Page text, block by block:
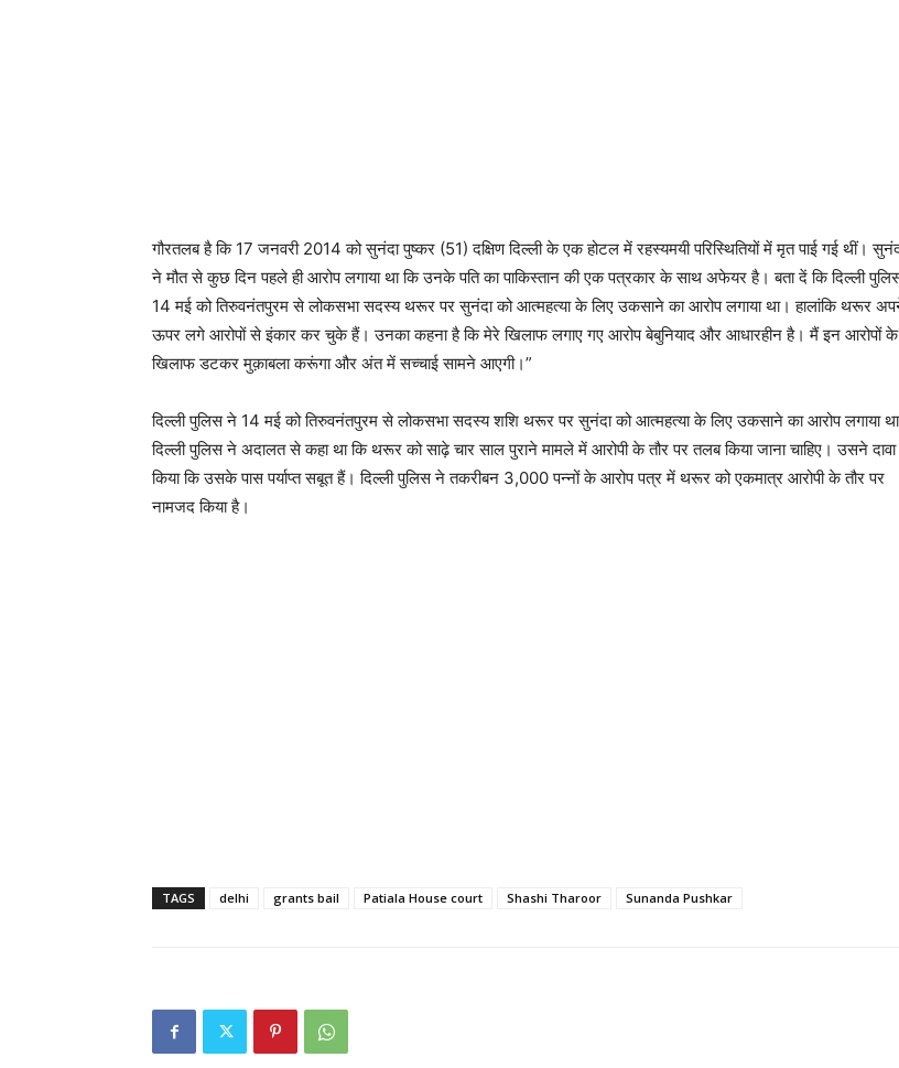
गौरतलब है कि 17 जनवरी 2014 को सुनंदा पुष्कर (51) दक्षिण दिल्ली के एक होटल में रहस्यमयी परिस्थितियों में मृत पाई गई थीं।
ने मौत से कुछ दिन पहले ही आरोप लगाया था कि उनके पति का पाकिस्तान की एक पत्रकार के साथ अफेयर है।बता दें कि दिल्ली
14 मई को तिरुवनंतपुरम से लोकसभा सदस्य थरूर पर सुनंदा को आत्महत्या के लिए उकसाने का आरोप लगाया था। हालांकि थरूर
ऊपर लगे आरोपों से इंकार कर चुके हैं। उनका कहना है कि मेरे खिलाफ लगाए गए आरोप बेबुनियाद और आधारहीन है। मैं इन आरोपों के
खिलाफ डटकर मुक़ाबला करूंगा और अंत में सच्चाई सामने आएगी।”
दिल्ली पुलिस ने 14 मई को तिरुवनंतपुरम से लोकसभा सदस्य शशि थरूर पर सुनंदा को आत्महत्या के लिए उकसाने का आरोप लगाया
दिल्ली पुलिस ने अदालत से कहा था कि थरूर को साढ़े चार साल पुराने मामले में आरोपी के तौर पर तलब किया जाना चाहिए। उसने दावा
किया कि उसके पास पर्याप्त सबूत हैं। दिल्ली पुलिस ने तकरीबन 3,000 पन्नों के आरोप पत्र में थरूर को एकमात्र आरोपी के तौर पर
नामजद किया है।
TAGS delhi grants bail Patiala House court Shashi Tharoor Sunanda Pushkar